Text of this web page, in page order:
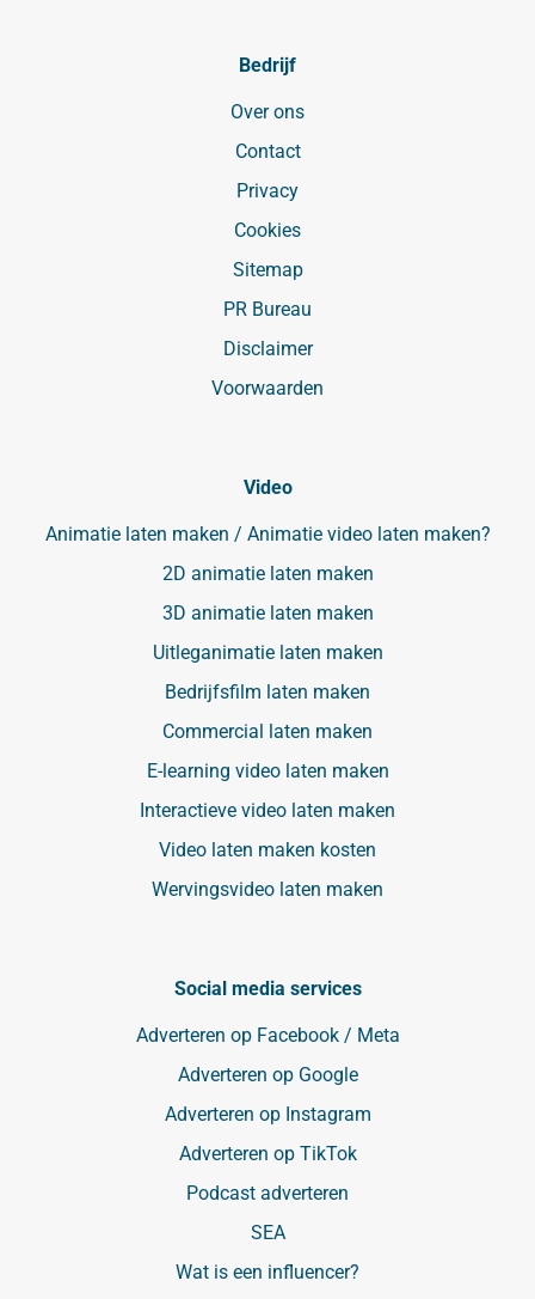
Bedrijf
Over ons
Contact
Privacy
Cookies
Sitemap
PR Bureau
Disclaimer
Voorwaarden
Video
Animatie laten maken / Animatie video laten maken?
2D animatie laten maken
3D animatie laten maken
Uitleganimatie laten maken
Bedrijfsfilm laten maken
Commercial laten maken
E-learning video laten maken
Interactieve video laten maken
Video laten maken kosten
Wervingsvideo laten maken
Social media services
Adverteren op Facebook / Meta
Adverteren op Google
Adverteren op Instagram
Adverteren op TikTok
Podcast adverteren
SEA
Wat is een influencer?